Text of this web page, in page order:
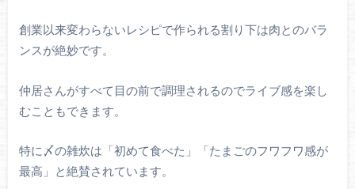
創業以来変わらないレシピで作られる割り下は肉とのバラ
ンスが絶妙です。
仲居さんがすべて目の前で調理されるのでライブ感を楽し
むこともできます。
特に〆の雑炊は「初めて食べた」「たまごのフワフワ感が
最高」と絶賛されています。